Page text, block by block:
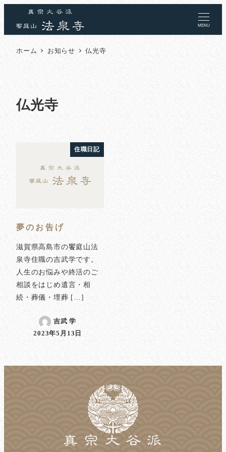
MENU
ホーム お知らせ 仏光寺
仏光寺
住職日記
夢のお告げ
滋賀県高島市の饗庭山法
泉寺住職の吉武学です。
人生のお悩みや終活のご
相談をはじめ遺言・相
続・葬儀・埋葬 […]
吉武 学
投稿日
2023年5月13日